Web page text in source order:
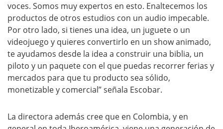
voces. Somos muy expertos en esto. Enaltecemos los
productos de otros estudios con un audio impecable.
Por otro lado, si tienes una idea, un juguete o un
videojuego y quieres convertirlo en un show animado,
te ayudamos desde la idea a construir una biblia, un
piloto y un paquete con el que puedas recorrer ferias y
mercados para que tu producto sea sólido,
monetizable y comercial” señala Escobar.
La directora además cree que en Colombia, y en